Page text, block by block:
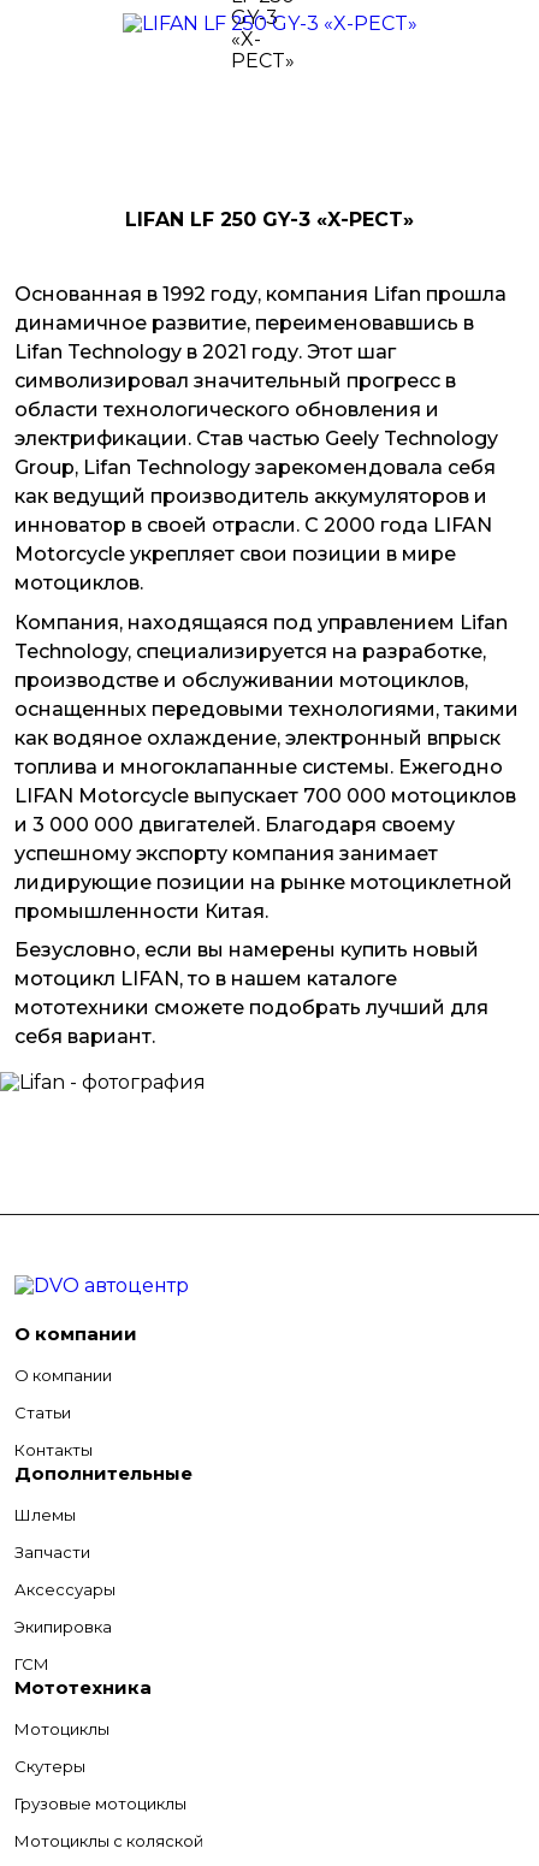
LIFAN LF 250 GY-3 «X-PECT»
Основанная в 1992 году, компания Lifan прошла
динамичное развитие, переименовавшись в
Lifan Technology в 2021 году. Этот шаг
символизировал значительный прогресс в
области технологического обновления и
электрификации. Став частью Geely Technology
Group, Lifan Technology зарекомендовала себя
как ведущий производитель аккумуляторов и
инноватор в своей отрасли. С 2000 года LIFAN
Motorcycle укрепляет свои позиции в мире
мотоциклов.
Компания, находящаяся под управлением Lifan
Technology, специализируется на разработке,
производстве и обслуживании мотоциклов,
оснащенных передовыми технологиями, такими
как водяное охлаждение, электронный впрыск
топлива и многоклапанные системы. Ежегодно
LIFAN Motorcycle выпускает 700 000 мотоциклов
и 3 000 000 двигателей. Благодаря своему
успешному экспорту компания занимает
лидирующие позиции на рынке мотоциклетной
промышленности Китая.
Безусловно, если вы намерены купить новый
мотоцикл LIFAN, то в нашем каталоге
мототехники сможете подобрать лучший для
себя вариант.
О компании
О компании
Статьи
Контакты
Дополнительные
Шлемы
Запчасти
Аксессуары
Экипировка
ГСМ
Мототехника
Мотоциклы
Скутеры
Грузовые мотоциклы
Мотоциклы с коляской